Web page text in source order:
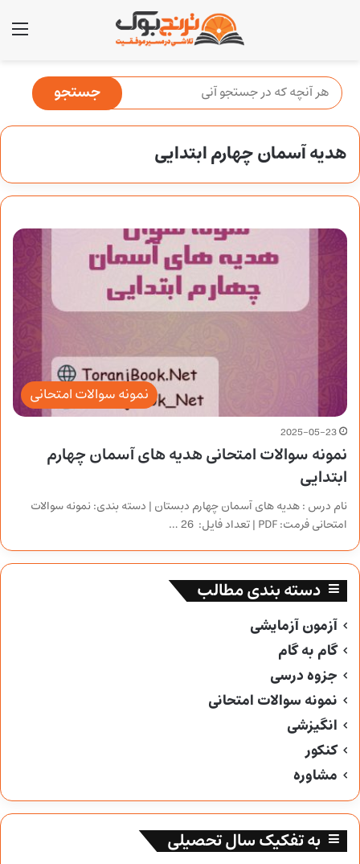
هدیه آسمان چهارم ابتدایی
نمونه سوالات امتحانی
2025-05-23
نمونه سوالات امتحانی هدیه های آسمان چهارم
ابتدایی
نام درس : هدیه های آسمان چهارم دبستان | دسته بندی: نمونه سوالات
امتحانی فرمت: PDF | تعداد فایل: 26 …
دسته بندی مطالب
آزمون آزمایشی
گام به گام
جزوه درسی
نمونه سوالات امتحانی
انگیزشی
کنکور
مشاوره
به تفکیک سال تحصیلی